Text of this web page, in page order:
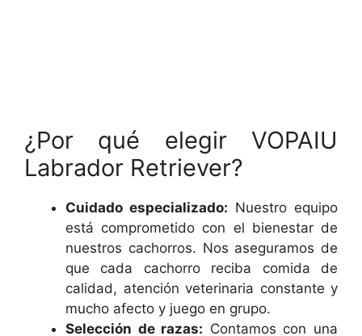
¿Por qué elegir VOPAIU
Labrador Retriever?
Cuidado especializado: Nuestro equipo
está comprometido con el bienestar de
nuestros cachorros. Nos aseguramos de
que cada cachorro reciba comida de
calidad, atención veterinaria constante y
mucho afecto y juego en grupo.
Selección de razas: Contamos con una